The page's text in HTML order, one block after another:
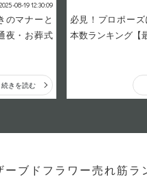
2025-08-19 12:30:09
のマナーと
夜・お葬式
続きを読む
必見！プロポー
本数ランキング【
ーブドフラワー売れ筋ラ